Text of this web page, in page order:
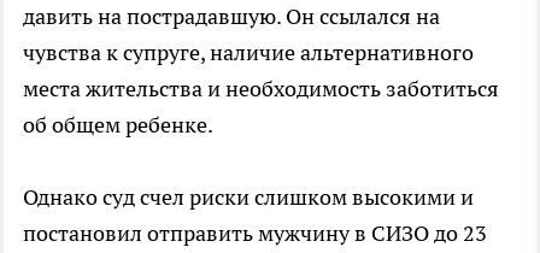
давить на пострадавшую. Он ссылался на
чувства к супруге, наличие альтернативного
места жительства и необходимость заботиться
об общем ребенке.
Однако суд счел риски слишком высокими и
постановил отправить мужчину в СИЗО до 23